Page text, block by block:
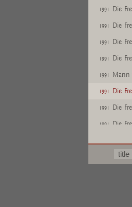
1991 Die
1991 Die
1991 Die
1991 Die
1991 Mann
1991 Die
1991 Die
1991
Die